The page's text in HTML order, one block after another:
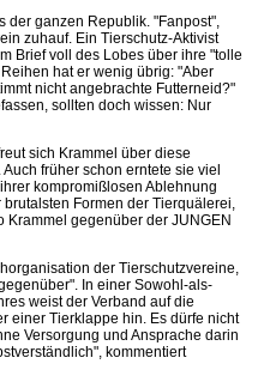
der ganzen Republik. "Fanpost",
zuhauf. Ein Tierschutz-Aktivist
Brief voll des Lobes über ihre "tolle
hat er wenig übrig: "Aber
nicht angebrachte Futterneid?"
sollten doch wissen: Nur
sich Krammel über diese
früher schon erntete sie viel
kompromißlosen Ablehnung
Formen der Tierquälerei,
gegenüber der JUNGEN
der Tierschutzvereine,
In einer Sowohl-als-
weist der Verband auf die
einer Tierklappe hin. Es dürfe nicht
Versorgung und Ansprache darin
kommentiert